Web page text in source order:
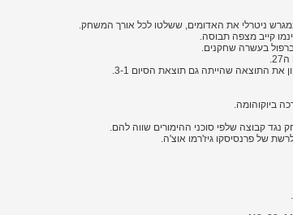
ניטרלי את האדומים, ששלטו לכל אורך המשחק.
ביוקוהומה.